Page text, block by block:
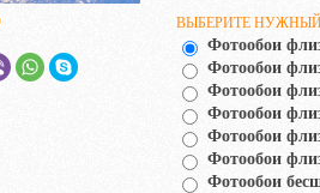
ВЫБЕРИТЕ
Фотообои
Фотообои
Фотообои
Фотообои
Фотообои
Фотообои
Фотообои